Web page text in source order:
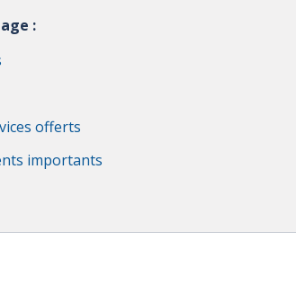
:
offerts
importants